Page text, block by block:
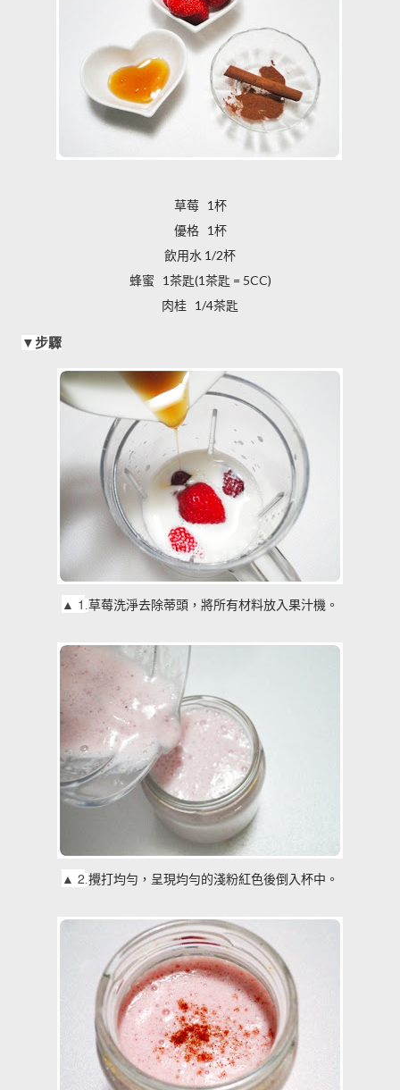
草莓 1杯
優格 1杯
飲用水 1/2杯
蜂蜜 1茶匙(1茶匙 = 5CC)
肉桂 1/4茶匙
▼ 步驟
▲ 1 草莓洗淨去除蒂頭，將所有材料放入果汁機。
▲ 2 攪打均勻，呈現均勻的淺粉紅色後倒入杯中。